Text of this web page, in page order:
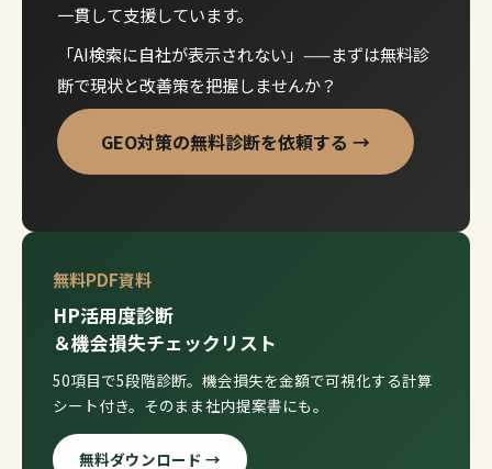
一貫して支援しています。
「AI検索に自社が表示されない」——まずは無料診
断で現状と改善策を把握しませんか？
GEO対策の無料診断を依頼する →
無料PDF資料
HP活用度診断
＆機会損失チェックリスト
50項目で5段階診断。機会損失を金額で可視化する計算
シート付き。そのまま社内提案書にも。
無料ダウンロード →